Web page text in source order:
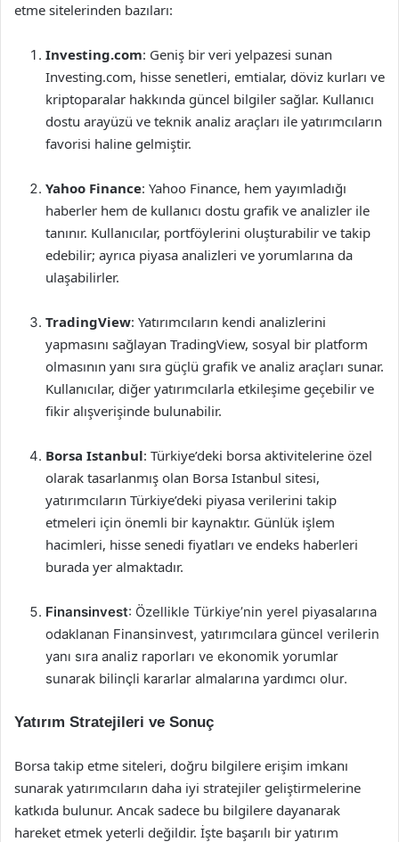
etme sitelerinden bazıları:
Investing.com: Geniş bir veri yelpazesi sunan
Investing.com, hisse senetleri, emtialar, döviz kurları ve
kriptoparalar hakkında güncel bilgiler sağlar. Kullanıcı
dostu arayüzü ve teknik analiz araçları ile yatırımcıların
favorisi haline gelmiştir.
Yahoo Finance: Yahoo Finance, hem yayımladığı
haberler hem de kullanıcı dostu grafik ve analizler ile
tanınır. Kullanıcılar, portföylerini oluşturabilir ve takip
edebilir; ayrıca piyasa analizleri ve yorumlarına da
ulaşabilirler.
TradingView: Yatırımcıların kendi analizlerini
yapmasını sağlayan TradingView, sosyal bir platform
olmasının yanı sıra güçlü grafik ve analiz araçları sunar.
Kullanıcılar, diğer yatırımcılarla etkileşime geçebilir ve
fikir alışverişinde bulunabilir.
Borsa Istanbul: Türkiye’deki borsa aktivitelerine özel
olarak tasarlanmış olan Borsa Istanbul sitesi,
yatırımcıların Türkiye’deki piyasa verilerini takip
etmeleri için önemli bir kaynaktır. Günlük işlem
hacimleri, hisse senedi fiyatları ve endeks haberleri
burada yer almaktadır.
Finansinvest: Özellikle Türkiye’nin yerel piyasalarına
odaklanan Finansinvest, yatırımcılara güncel verilerin
yanı sıra analiz raporları ve ekonomik yorumlar
sunarak bilinçli kararlar almalarına yardımcı olur.
Yatırım Stratejileri ve Sonuç
Borsa takip etme siteleri, doğru bilgilere erişim imkanı
sunarak yatırımcıların daha iyi stratejiler geliştirmelerine
katkıda bulunur. Ancak sadece bu bilgilere dayanarak
hareket etmek yeterli değildir. İşte başarılı bir yatırım